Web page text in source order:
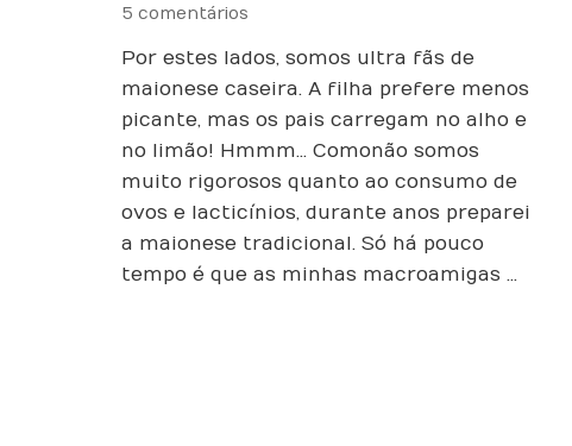
5 comentários
Vegan
Por estes lados, somos ultra fãs de
maionese caseira. A filha prefere menos
picante, mas os pais carregam no alho e
no limão! Hmmm… Como não somos
muito rigorosos quanto ao consumo de
ovos e lacticínios, durante anos preparei
a maionese tradicional. Só há pouco
tempo é que as minhas macroamigas …